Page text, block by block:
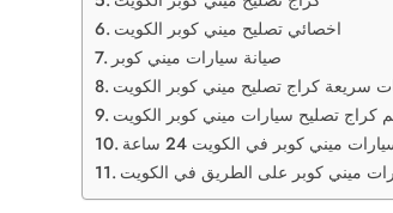
اخصائي تصليح ميني كوبر الكويت
صيانة سيارات ميني كوبر
سريعة كراج تصليح ميني كوبر الكويت
كراج تصليح سيارات ميني كوبر الكويت
ميني كوبر في الكويت 24 ساعة
ميني كوبر على الطريق في الكويت